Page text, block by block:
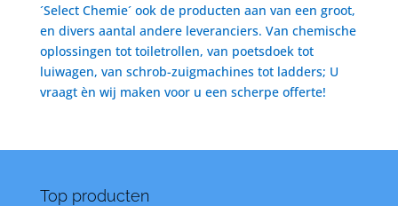
´Select Chemie´ ook de producten aan van een groot,
en divers aantal andere leveranciers. Van chemische
oplossingen tot toiletrollen, van poetsdoek tot
luiwagen, van schrob-zuigmachines tot ladders; U
vraagt èn wij maken voor u een scherpe offerte!
Top producten